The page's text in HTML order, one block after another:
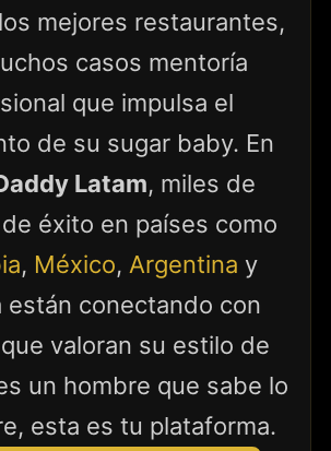
mejores restaurantes,
casos mentoría
que impulsa el
de su sugar baby. En
Latam, miles de
éxito en países como
, México, Argentina y
están conectando con
valoran su estilo de
un hombre que sabe lo
esta es tu plataforma.